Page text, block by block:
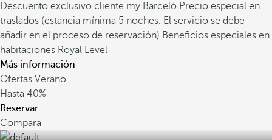
Descuento exclusivo cliente my Barceló Precio especial en
traslados (estancia mínima 5 noches. El servicio se debe
añadir en el proceso de reservación) Beneficios especiales en
habitaciones Royal Level
Más información
Ofertas Verano
Hasta 40%
Reservar
Compara